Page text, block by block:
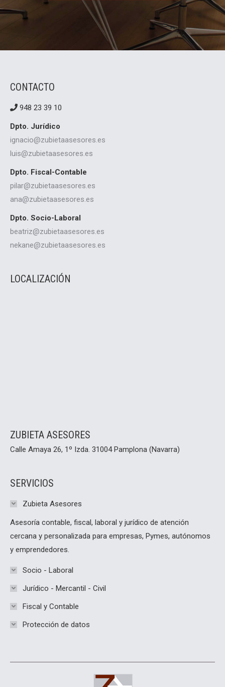
CONTACTO
948 23 39 10
Dpto. Jurídico
ignacio@zubietaasesores.es
luis@zubietaasesores.es
Dpto. Fiscal-Contable
pilar@zubietaasesores.es
ana@zubietaasesores.es
Dpto. Socio-Laboral
beatriz@zubietaasesores.es
nekane@zubietaasesores.es
LOCALIZACIÓN
ZUBIETA ASESORES
Calle Amaya 26, 1º Izda. 31004 Pamplona (Navarra)
SERVICIOS
Zubieta Asesores
Asesoría contable, fiscal, laboral y jurídico de atención
cercana y personalizada para empresas, Pymes, autónomos
y emprendedores.
Socio - Laboral
Jurídico - Mercantil - Civil
Fiscal y Contable
Protección de datos